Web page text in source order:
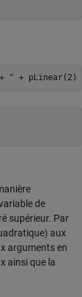
" + pLinear(2)
de
supérieur. Par
aux
arguments en
ainsi que la